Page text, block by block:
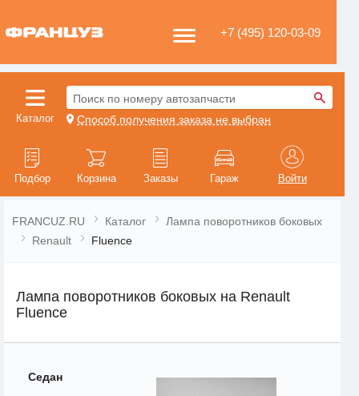
+7 (495) 120-03-09
Каталог
Поиск по номеру автозапчасти
Способ получения заказа не выбран
Подбор Корзина Заказы Гараж Войти
FRANCUZ.RU Каталог
Лампа поворотников боковых
Renault
Fluence
Лампа поворотников боковых на Renault
Fluence
Седан